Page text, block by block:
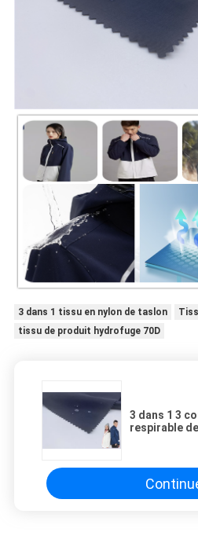
3 dans 1 tissu en nylon de taslon
tissu de produit hydrofuge 70D
3 dans 1 3
respirable
pour la veste